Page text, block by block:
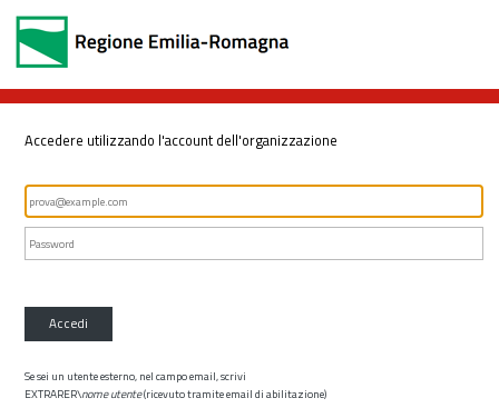
Accedere utilizzando l'account dell'organizzazione
Accedi
Se sei un utente esterno, nel campo email, scrivi
EXTRARER\nome utente(ricevuto tramite email di abilitazione)